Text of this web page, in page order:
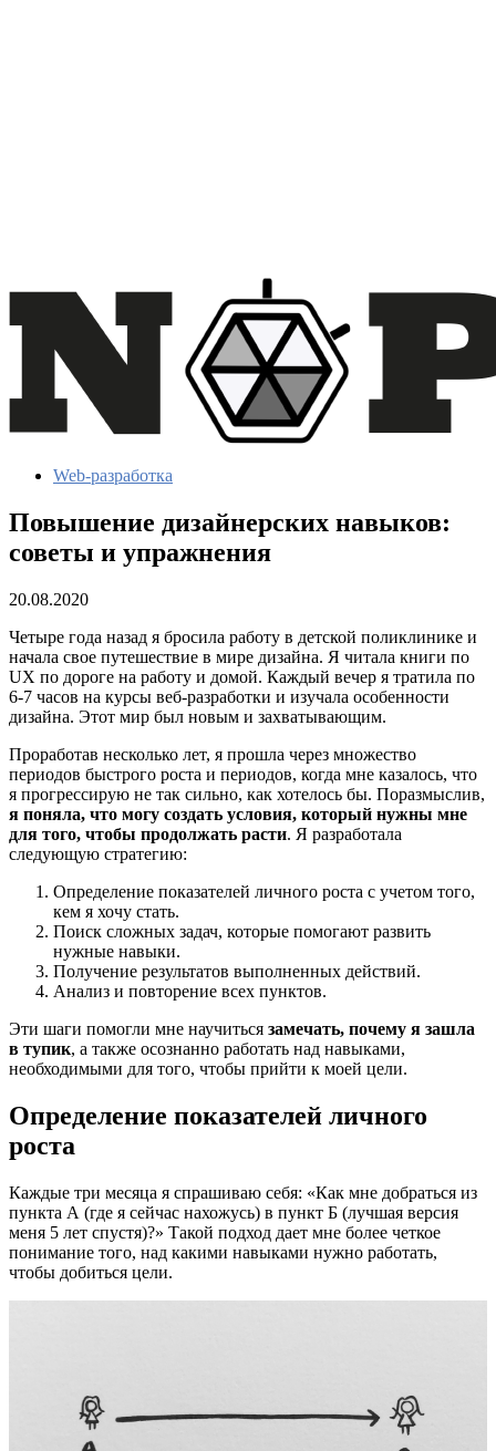
Web-разработка
Повышение дизайнерских навыков:
советы и упражнения
20.08.2020
Четыре года назад я бросила работу в детской поликлинике и
начала свое путешествие в мире дизайна. Я читала книги по
UX по дороге на работу и домой. Каждый вечер я тратила по
6-7 часов на курсы веб-разработки и изучала особенности
дизайна. Этот мир был новым и захватывающим.
Проработав несколько лет, я прошла через множество
периодов быстрого роста и периодов, когда мне казалось, что
я прогрессирую не так сильно, как хотелось бы. Поразмыслив,
я поняла, что могу создать условия, который нужны мне
для того, чтобы продолжать расти. Я разработала
следующую стратегию:
Определение показателей личного роста с учетом того,
кем я хочу стать.
Поиск сложных задач, которые помогают развить
нужные навыки.
Получение результатов выполненных действий.
Анализ и повторение всех пунктов.
Эти шаги помогли мне научиться замечать, почему я зашла
в тупик, а также осознанно работать над навыками,
необходимыми для того, чтобы прийти к моей цели.
Определение показателей личного
роста
Каждые три месяца я спрашиваю себя: «Как мне добраться из
пункта А (где я сейчас нахожусь) в пункт Б (лучшая версия
меня 5 лет спустя)?» Такой подход дает мне более четкое
понимание того, над какими навыками нужно работать,
чтобы добиться цели.